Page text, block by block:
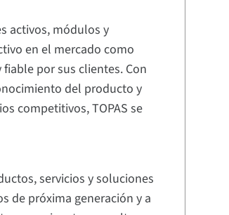
activos, módulos y
en el mercado como
por sus clientes. Con
del producto y
competitivos, TOPAS se
servicios y soluciones
de próxima generación y a